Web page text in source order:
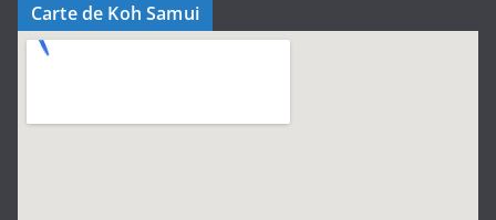
Carte de Koh Samui